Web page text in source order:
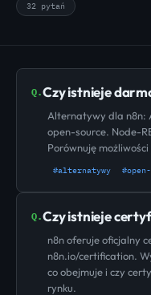
32 pytań
Q.Czy istnieje
Alternatywy dla n8n:
open-source. Node-
Porównuję
#alternatywy
Q.Czy istnieje
n8n oferuje oficjalny
n8n.io/certification.
co obejmuje i czy
rynku.